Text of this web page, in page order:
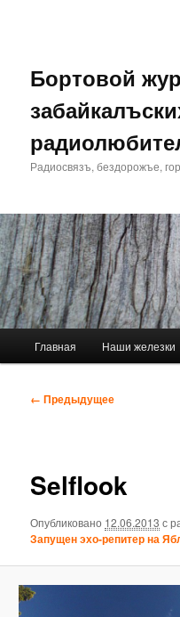
Бортовой
Радиосвязъ, бездорожъе,
Главная Наши железки
Навигация
← Предыдущее
Selflook
Опубликовано 12.06.2013 с
Запущен эхо-репитер на